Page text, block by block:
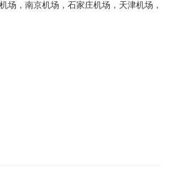
，南京机场，石家庄机场，天津机场，